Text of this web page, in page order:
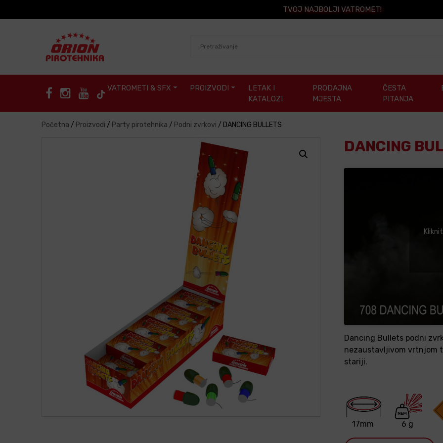
TVOJ NAJBOLJI VATROMET!
VATROMETI & SFX PROIZVODI
LETAK I
KATALOZI
PRODAJNA
MJESTA
ČESTA
PITANJA
Početna / Proizvodi / Party pirotehnika / Podni zvrkovi / DANCING BULLETS
DANCING
Dancing Bullets podni
nezaustavljivom vrtnjom
stariji.
17mm 6 g